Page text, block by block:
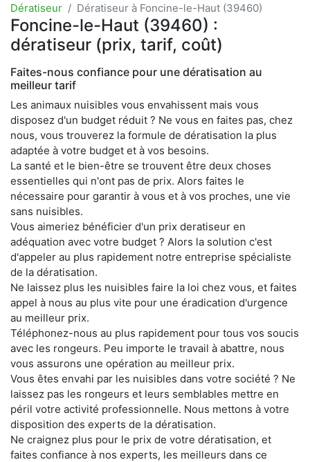
Dératiseur Dératiseur à Foncine-le-Haut (39460)
Foncine-le-Haut (39460) :
dératiseur (prix, tarif, coût)
Faites-nous confiance pour une dératisation au
meilleur tarif
Les animaux nuisibles vous envahissent mais vous
disposez d'un budget réduit ? Ne vous en faites pas, chez
nous, vous trouverez la formule de dératisation la plus
adaptée à votre budget et à vos besoins.
La santé et le bien-être se trouvent être deux choses
essentielles qui n'ont pas de prix. Alors faites le
nécessaire pour garantir à vous et à vos proches, une vie
sans nuisibles.
Vous aimeriez bénéficier d'un prix deratiseur en
adéquation avec votre budget ? Alors la solution c'est
d'appeler au plus rapidement notre entreprise spécialiste
de la dératisation.
Ne laissez plus les nuisibles faire la loi chez vous, et faites
appel à nous au plus vite pour une éradication d'urgence
au meilleur prix.
Téléphonez-nous au plus rapidement pour tous vos soucis
avec les rongeurs. Peu importe le travail à abattre, nous
vous assurons une opération au meilleur prix.
Vous êtes envahi par les nuisibles dans votre société ? Ne
laissez pas les rongeurs et leurs semblables mettre en
péril votre activité professionnelle. Nous mettons à votre
disposition des experts de la dératisation.
Ne craignez plus pour le prix de votre dératisation, et
faites confiance à nos experts, les meilleurs dans ce